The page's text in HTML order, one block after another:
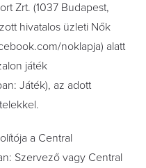
Zrt. (1037 Budapest,
hivatalos üzleti Nők
noklapja) alatt
játék
Játék), az adott
a Central
Szervező vagy Central